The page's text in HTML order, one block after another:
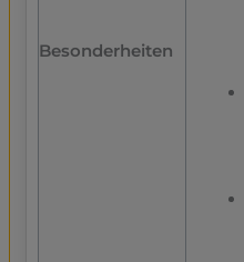
Besonderheiten